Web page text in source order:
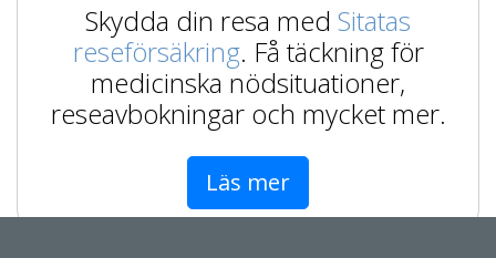
Skydda din resa med Sitatas
reseförsäkring. Få täckning för
medicinska nödsituationer,
reseavbokningar och mycket mer.
Läs mer